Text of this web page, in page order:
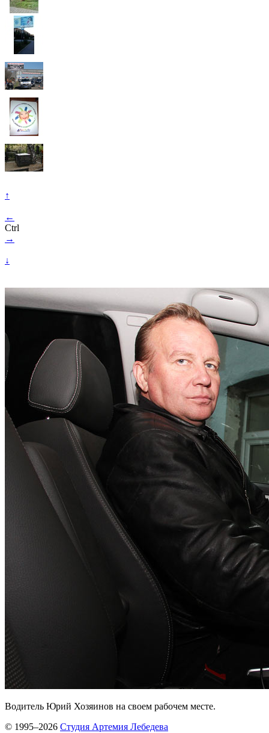
↑
←
Ctrl
→
↓
Водитель Юрий Хозяинов на своем рабочем месте.
© 1995–2026 Студия Артемия Лебедева